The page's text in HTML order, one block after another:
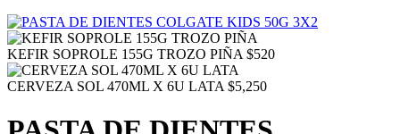
KEFIR SOPROLE 155G TROZO PIÑA $520
CERVEZA SOL 470ML X 6U LATA $5,250